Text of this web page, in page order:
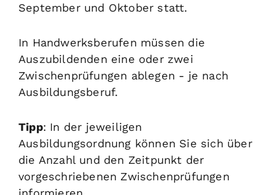
September und Oktober statt.
In Handwerksberufen müssen die
Auszubildenden eine oder zwei
Zwischenprüfungen ablegen - je nach
Ausbildungsberuf.
Tipp: In der jeweiligen
Ausbildungsordnung können Sie sich über
die Anzahl und den Zeitpunkt der
vorgeschriebenen Zwischenprüfungen